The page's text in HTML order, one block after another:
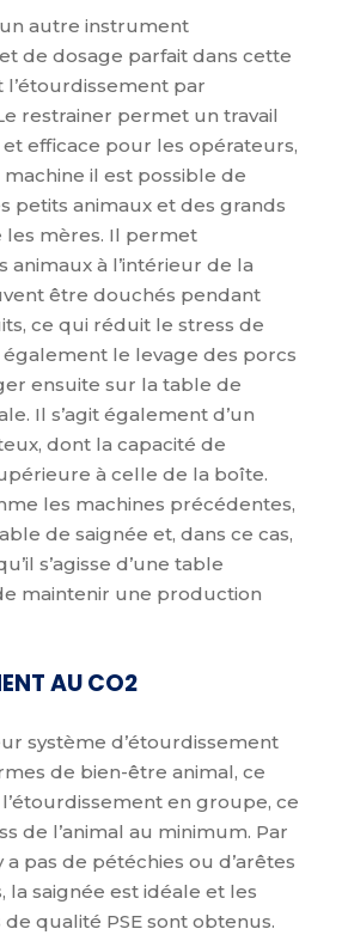
autre instrument
de dosage parfait dans cette
par
restrainer permet un travail
efficace pour les opérateurs,
il est possible de
petits animaux et des grands
les mères. Il permet
animaux à l’intérieur de la
être douchés pendant
ce qui réduit le stress de
également le levage des porcs
ensuite sur la table de
Il s’agit également d’un
dont la capacité de
à celle de la boîte.
les machines précédentes,
de saignée et, dans ce cas,
s’agisse d’une table
maintenir une production
AU CO2
système d’étourdissement
de bien-être animal, ce
en groupe, ce
de l’animal au minimum. Par
a pas de pétéchies ou d’arêtes
la saignée est idéale et les
qualité PSE sont obtenus.